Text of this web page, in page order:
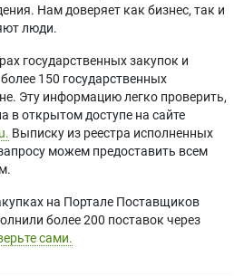
Нам доверяет как бизнес, так и
люди.
государственных закупок и
150 государственных
Эту информацию легко проверить,
в открытом доступе на сайте
Выписку из реестра исполненных
можем предоставить всем
на Портале Поставщиков
более 200 поставок через
сами.